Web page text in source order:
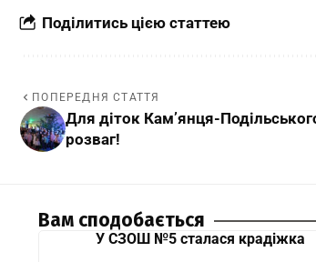
Поділитись цією статтею
ПОПЕРЕДНЯ СТАТТЯ
Для діток Кам’янця-
розваг!
Вам сподобається
У СЗОШ №5 сталася крадіжка